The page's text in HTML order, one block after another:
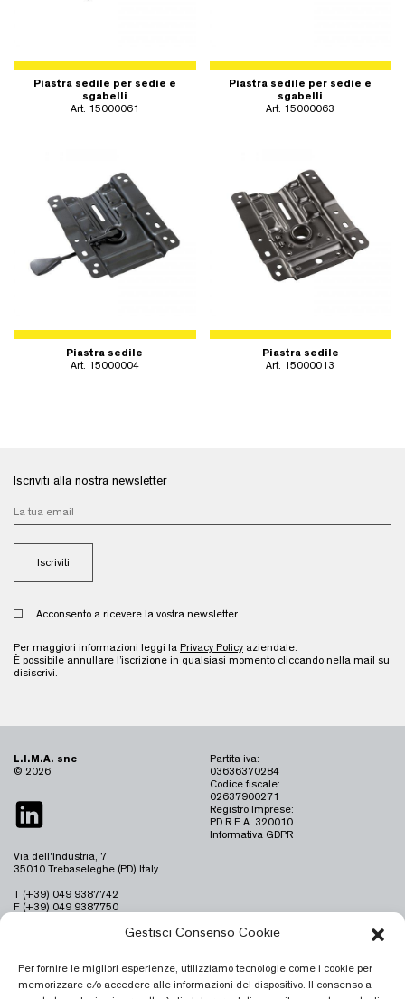
Gestisci Consenso Cookie
Per fornire le migliori esperienze, utilizziamo tecnologie come i cookie per
memorizzare e/o accedere alle informazioni del dispositivo. Il consenso a
Piastra sedile per sedie e
sgabelli
Art. 15000061
Piastra sedile per sedie e
sgabelli
Art. 15000063
Piastra sedile
Art. 15000004
Piastra sedile
Art. 15000013
Iscriviti alla nostra newsletter
Acconsento a ricevere la vostra newsletter.
Per maggiori informazioni leggi la Privacy Policy aziendale.
È possibile annullare l’iscrizione in qualsiasi momento cliccando nella mail su
disiscrivi.
L.I.M.A. snc
© 2026
Via dell'Industria, 7
35010 Trebaseleghe (PD) Italy
T (+39) 049 9387742
F (+39) 049 9387750
Partita iva:
03636370284
Codice fiscale:
02637900271
Registro Imprese:
PD R.E.A. 320010
Informativa GDPR